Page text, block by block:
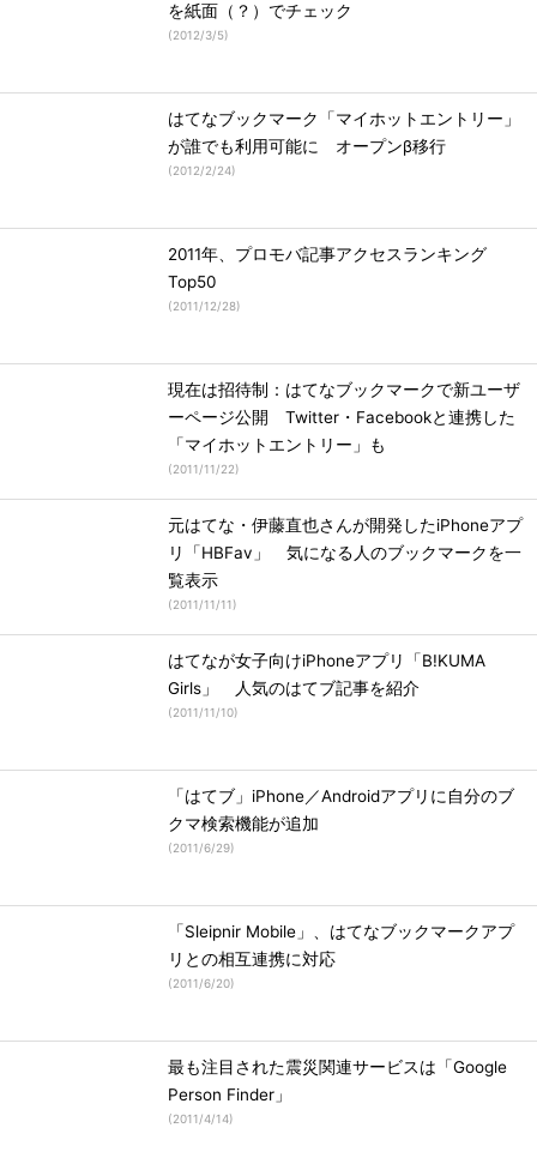
を紙面（？）でチェック
(2012/3/5)
はてなブックマーク「マイホットエントリー」
が誰でも利用可能に オープンβ移行
(2012/2/24)
2011年、プロモバ記事アクセスランキング
Top50
(2011/12/28)
現在は招待制：はてなブックマークで新ユーザ
ーページ公開 Twitter・Facebookと連携した
「マイホットエントリー」も
(2011/11/22)
元はてな・伊藤直也さんが開発したiPhoneアプ
リ「HBFav」 気になる人のブックマークを一
覧表示
(2011/11/11)
はてなが女子向けiPhoneアプリ「B!KUMA
Girls」 人気のはてブ記事を紹介
(2011/11/10)
「はてブ」iPhone／Androidアプリに自分のブ
クマ検索機能が追加
(2011/6/29)
「Sleipnir Mobile」、はてなブックマークアプ
リとの相互連携に対応
(2011/6/20)
最も注目された震災関連サービスは「Google
Person Finder」
(2011/4/14)